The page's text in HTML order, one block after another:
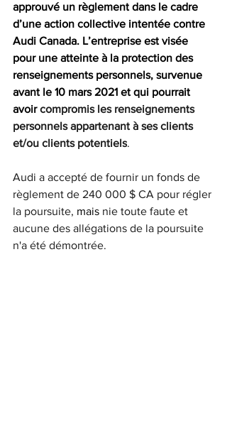
approuvé un règlement dans le cadre
d’une action collective intentée contre
Audi Canada. L’entreprise est visée
pour une atteinte à la protection des
renseignements personnels, survenue
avant le 10 mars 2021 et qui pourrait
avoir compromis les renseignements
personnels appartenant à ses clients
et/ou clients potentiels.
Audi a accepté de fournir un fonds de
règlement de 240 000 $ CA pour régler
la poursuite, mais nie toute faute et
aucune des allégations de la poursuite
n'a été démontrée.